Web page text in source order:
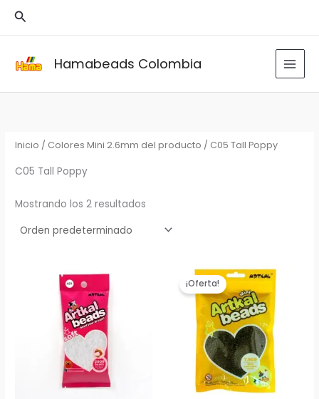
Buscar
Hamabeads Colombia
Inicio / Colores Mini 2.6mm del producto / C05 Tall Poppy
C05 Tall Poppy
Mostrando los 2 resultados
¡Oferta!